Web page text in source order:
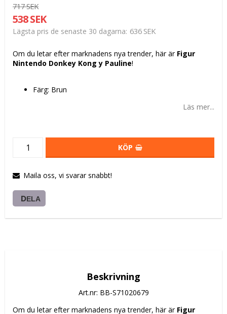
717 SEK
538 SEK
Lägsta pris de senaste 30 dagarna 636 SEK
Om du letar efter marknadens nya trender, här är Figur
Nintendo Donkey Kong y Pauline!
Färg: Brun
Läs mer...
KÖP
Maila oss, vi svarar snabbt!
DELA
Beskrivning
Art.nr: BB-S71020679
Om du letar efter marknadens nya trender, här är Figur